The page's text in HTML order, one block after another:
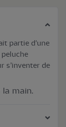
partie d'une
s’inventer de
la main.